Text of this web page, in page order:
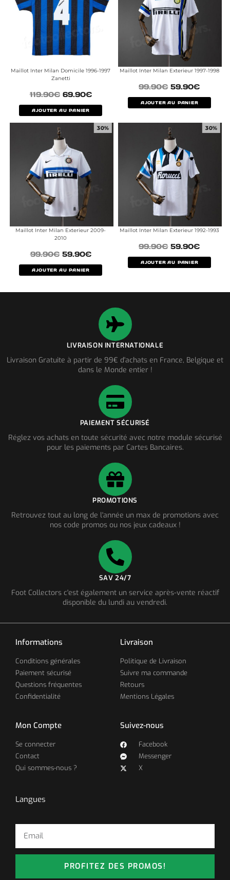
Maillot Inter Milan Domicile 1996-1997
Zanetti
119.90€ 69.90€
AJOUTER AU PANIER
Maillot Inter Milan Exterieur 1997-1998
99.90€ 59.90€
AJOUTER AU PANIER
30%
Maillot Inter Milan Exterieur 2009-
2010
99.90€ 59.90€
AJOUTER AU PANIER
30%
Maillot Inter Milan Exterieur 1992-1993
99.90€ 59.90€
AJOUTER AU PANIER
LIVRAISON INTERNATIONALE
Livraison Gratuite à partir de 99€ d'achats en France, Belgique et
dans le Monde entier !
PAIEMENT SÉCURISÉ
Réglez vos achats en toute sécurité avec notre module sécurisé
pour les paiements par Cartes Bancaires.
PROMOTIONS
Retrouvez tout au long de l'année un max de promotions avec
nos code promos ou nos jeux cadeaux !
SAV 24/7
Foot Collectors c'est également un service après-vente réactif
disponible du lundi au vendredi.
Informations
Conditions générales
Paiement sécurisé
Questions fréquentes
Confidentialité
Livraison
Politique de Livraison
Suivre ma commande
Retours
Mentions Légales
Mon Compte
Se connecter
Contact
Qui sommes-nous ?
Suivez-nous
Facebook
Messenger
X
Langues
PROFITEZ DES PROMOS!